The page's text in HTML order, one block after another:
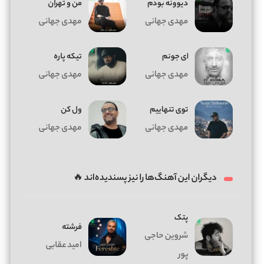
دیوونه بودم
مهدی جهانی
من و تهران
مهدی جهانی
ای جونم
مهدی جهانی
تیکه پاره
مهدی جهانی
توی تنهاییم
مهدی جهانی
ول کن
مهدی جهانی
دیگران این آهنگ‌ها را نیز پسندیده‌اند 🔥
پتک
شروین حاجی
پور
فرشته
امید عقابی